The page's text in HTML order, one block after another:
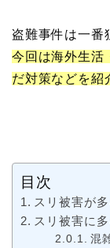
盗難事件は一番
今回は海外生活
だ対策などを紹
目次
スリ被害が
スリ被害に
混